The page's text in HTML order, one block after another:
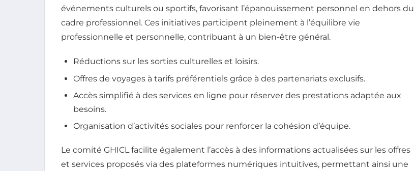
événements culturels ou sportifs, favorisant l’épanouissement personnel en dehors du
cadre professionnel. Ces initiatives participent pleinement à l’équilibre vie
professionnelle et personnelle, contribuant à un bien-être général.
Réductions sur les sorties culturelles et loisirs.
Offres de voyages à tarifs préférentiels grâce à des partenariats exclusifs.
Accès simplifié à des services en ligne pour réserver des prestations adaptée aux
besoins.
Organisation d’activités sociales pour renforcer la cohésion d’équipe.
Le comité GHICL facilite également l’accès à des informations actualisées sur les offres
et services proposés via des plateformes numériques intuitives, permettant ainsi une